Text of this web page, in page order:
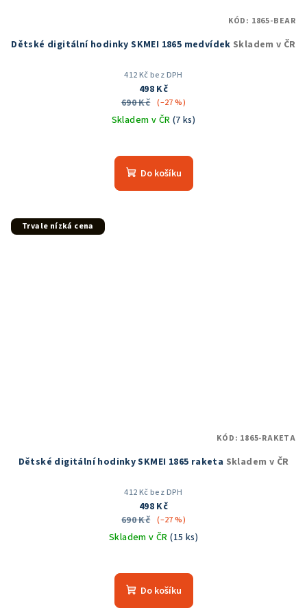
Dětské digitální hodinky SKMEI 1865 medvídek Skladem v ČR
412 Kč bez DPH
498 Kč
690 Kč (–27 %)
Skladem v ČR (7 ks)
hodnocení
produktu
Do košíku
KÓD: 1865-BEAR
Trvale nízká cena
Dětské digitální hodinky SKMEI 1865 raketa Skladem v ČR
412 Kč bez DPH
498 Kč
690 Kč (–27 %)
Skladem v ČR(15 ks)
hodnocení
produktu
Do košíku
KÓD: 1865-RAKETA